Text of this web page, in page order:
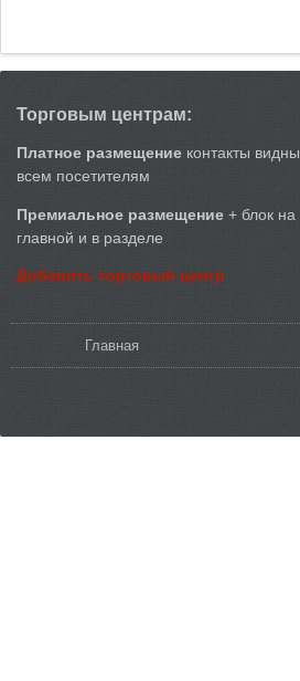
Торговым центрам:
Платное размещение контакты видны
всем посетителям
Премиальное размещение + блок на
главной и в разделе
Добавить торговый центр
Главная